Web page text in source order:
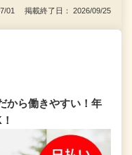
01 掲載終了日： 2026/09/25
から働きやすい！年